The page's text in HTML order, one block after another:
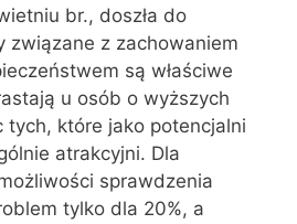
br., doszła do
związane z zachowaniem
są właściwe
u osób o wyższych
tych, które jako potencjalni
atrakcyjni. Dla
sprawdzenia
tylko dla 20%, a